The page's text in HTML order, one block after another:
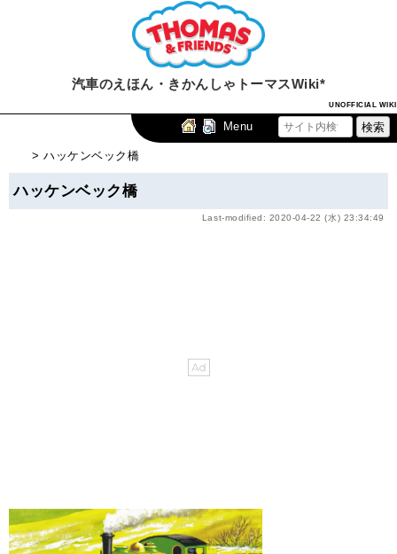
汽車のえほん・きかんしゃトーマスWiki*
UNOFFICIAL WIKI
Menu
> ハッケンベック橋
ハッケンベック橋
Last-modified: 2020-04-22 (水) 23:34:49